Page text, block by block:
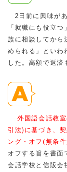
2日前に興味があ
「就職にも役立
族に相談してから
められる」といわ
した。高額で返済
外国語会話教
引法)に基づき、
ング・オフ(無条
オフする旨を書面
会話学校と信販会